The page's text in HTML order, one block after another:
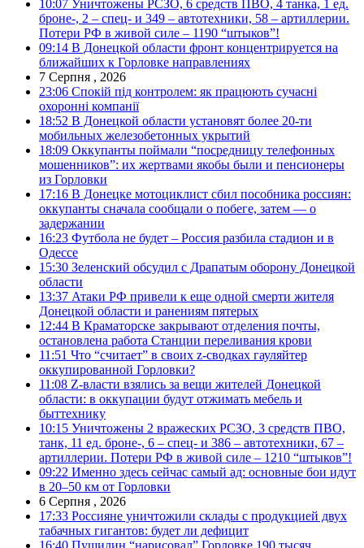
10:07 Уничтожены РСЗО, 6 средств ПВО, 4 танка, 1 ед.
броне-, 2 – спец- и 349 – автотехники, 58 – артиллерии.
Потери РФ в живой силе – 1190 “штыков”!
09:14 В Донецкой области фронт концентрируется на
ближайших к Горловке направлениях
7 Серпня , 2026
23:06 Спокій під контролем: як працюють сучасні
охоронні компанії
18:52 В Донецкой области установят более 20-ти
мобильных железобетонных укрытий
18:09 Оккупанты поймали “посредницу телефонных
мошенников”: их жертвами якобы были и пенсионеры
из Горловки
17:16 В Донецке мотоциклист сбил пособника россиян:
оккупанты сначала сообщали о побеге, затем — о
задержании
16:23 Футбола не будет – Россия разбила стадион и в
Одессе
15:30 Зеленский обсудил с Драпатым оборону Донецкой
области
13:37 Атаки РФ привели к еще одной смерти жителя
Донецкой области и ранениям пятерых
12:44 В Краматорске закрывают отделения почты,
остановлена работа Станции переливания крови
11:51 Что “считает” в своих z-сводках гауляйтер
оккупированной Горловки?
11:08 Z-власти взялись за вещи жителей Донецкой
области: в оккупации будут отжимать мебель и
быттехнику
10:15 Уничтожены 2 вражеских РСЗО, 3 средств ПВО,
танк, 11 ед. броне-, 6 – спец- и 386 – автотехники, 67 –
артиллерии. Потери РФ в живой силе – 1210 “штыков”!
09:22 Именно здесь сейчас самый ад: основные бои идут
в 20–50 км от Горловки
6 Серпня , 2026
17:33 Россияне уничтожили склады с продукцией двух
табачных гигантов: будет ли дефицит
16:40 Пушилин “нарисовал” Горловке 190 тысяч